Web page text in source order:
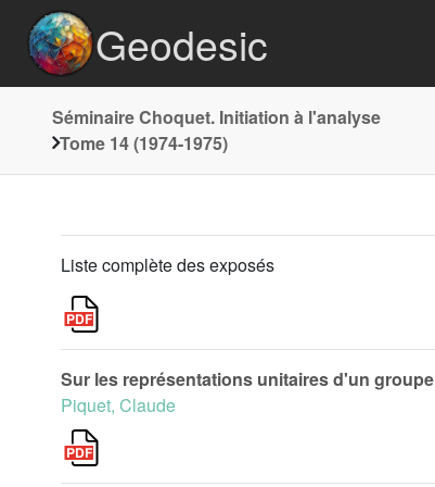
Geodesic
Séminaire Choquet. Initiation à l'analyse
Tome 14 (1974-1975)
Liste complète des exposés
Sur les représentations unitaires d'un groupe
Piquet, Claude